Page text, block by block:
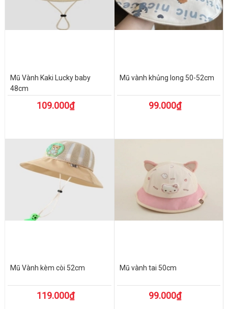
Mũ Vành Kaki Lucky baby
48cm
109.000₫
Mũ vành khủng long 50-52cm
99.000₫
Mũ Vành kèm còi 52cm
119.000₫
Mũ vành tai 50cm
99.000₫